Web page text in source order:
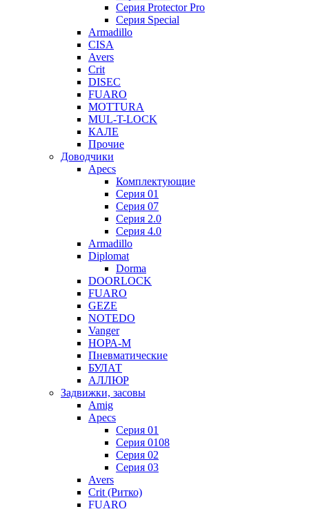
Серия Protector Pro
Серия Special
Armadillo
CISA
Avers
Crit
DISEC
FUARO
MOTTURA
MUL-T-LOCK
КАЛЕ
Прочие
Доводчики
Apecs
Комплектующие
Серия 01
Серия 07
Серия 2.0
Серия 4.0
Armadillo
Diplomat
Dorma
DOORLOCK
FUARO
GEZE
NOTEDO
Vanger
НОРА-М
Пневматические
БУЛАТ
АЛЛЮР
Задвижки, засовы
Amig
Apecs
Серия 01
Серия 0108
Серия 02
Серия 03
Avers
Crit (Ритко)
FUARO